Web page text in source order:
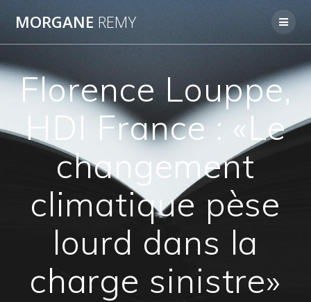
MORGANE REMY
Florence Louppe,
HDI France : «Le
changement
climatique pèse
lourd dans la
charge sinistre»